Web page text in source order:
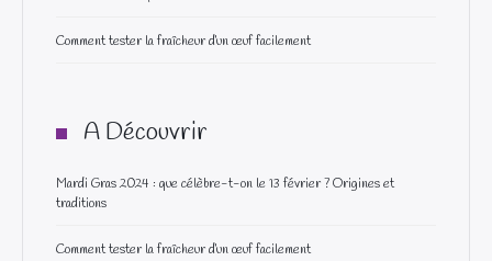
Comment tester la fraîcheur d’un œuf facilement
A Découvrir
Mardi Gras 2024 : que célèbre-t-on le 13 février ? Origines et
traditions
Comment tester la fraîcheur d’un œuf facilement